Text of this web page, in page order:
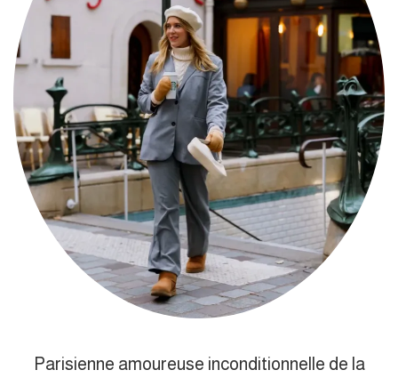
Parisienne amoureuse inconditionnelle de la